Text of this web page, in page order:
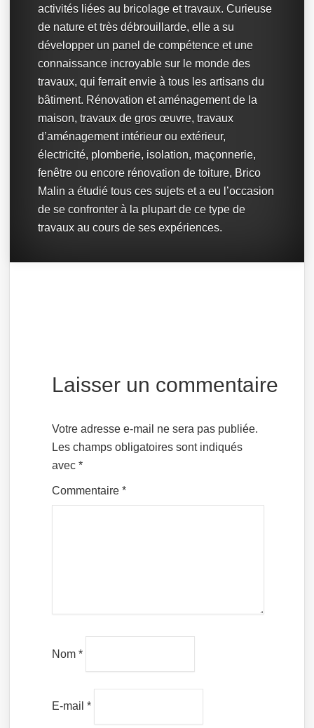
activités liées au bricolage et travaux. Curieuse
de nature et très débrouillarde, elle a su
développer un panel de compétence et une
connaissance incroyable sur le monde des
travaux, qui ferrait envie à tous les artisans du
bâtiment. Rénovation et aménagement de la
maison, travaux de gros œuvre, travaux
d’aménagement intérieur ou extérieur,
électricité, plomberie, isolation, maçonnerie,
fenêtre ou encore rénovation de toiture, Brico
Malin a étudié tous ces sujets et a eu l’occasion
de se confronter à la plupart de ce type de
travaux au cours de ses expériences.
Laisser un commentaire
Votre adresse e-mail ne sera pas publiée.
Les champs obligatoires sont indiqués
avec*
Commentaire*
Nom*
E-mail*